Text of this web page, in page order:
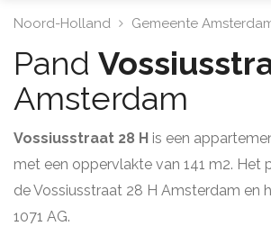
Noord-Holland Gemeente
Pand
Amsterdam
Vossiusstraat 28 H is een
met een oppervlakte van 141 m2. Het
de Vossiusstraat 28 H Amsterdam en
1071 AG.